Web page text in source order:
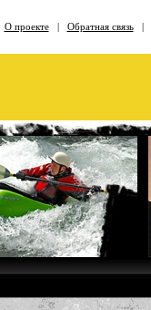
О проекте| Обратная связь|